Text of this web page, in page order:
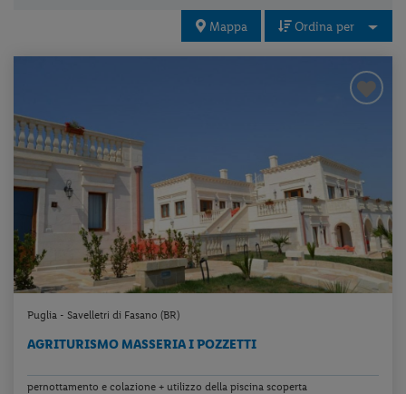
Mappa Ordina per
Puglia - Savelletri di Fasano (BR)
AGRITURISMO MASSERIA I POZZETTI
pernottamento e colazione + utilizzo della piscina scoperta